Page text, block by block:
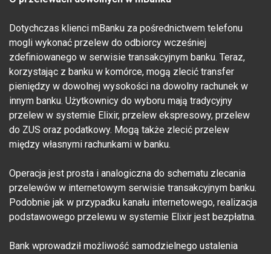
Dotychczas klienci mBanku za pośrednictwem telefonu
mogli wykonać przelew do odbiorcy wcześniej
zdefiniowanego w serwisie transakcyjnym banku. Teraz,
korzystając z banku w komórce, mogą zlecić transfer
pieniędzy w dowolnej wysokości na dowolny rachunek w
innym banku. Użytkownicy do wyboru mają tradycyjny
przelew w systemie Elixir, przelew ekspresowy, przelew
do ZUS oraz podatkowy. Mogą także zlecić przelew
między własnymi rachunkami w banku.
Operacja jest prosta i analogiczna do schematu zlecania
przelewów w internetowym serwisie transakcyjnym banku.
Podobnie jak w przypadku kanału internetowego, realizacja
podstawowego przelewu w systemie Elixir jest bezpłatna.
Bank wprowadził możliwość samodzielnego ustalenia